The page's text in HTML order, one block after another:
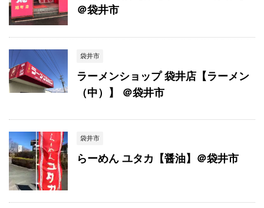
＠袋井市
袋井市
ラーメンショップ 袋井店【ラーメン
（中）】 ＠袋井市
袋井市
らーめん ユタカ【醤油】＠袋井市